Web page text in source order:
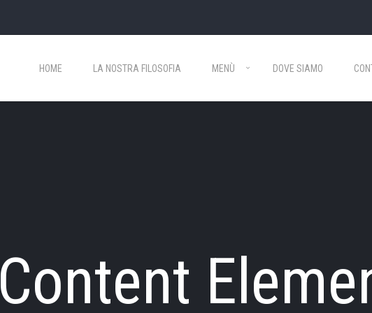
HOME LA NOSTRA FILOSOFIA MENÙ DOVE SIAMO
Content